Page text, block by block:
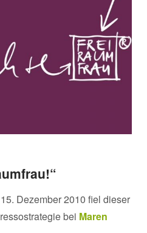
Dezember 2010 fiel dieser
bei Maren